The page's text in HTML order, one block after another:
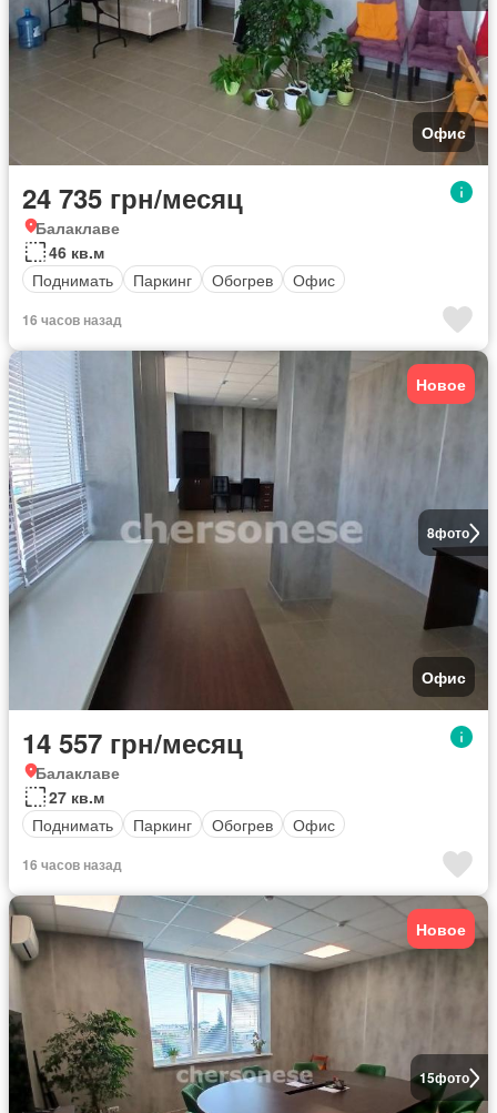
Офис
24 735 грн/месяц
Балаклаве
46 кв.м
Поднимать
Паркинг Обогрев Офис
16 часов назад
8фото
Новое
Офис
14 557 грн/месяц
Балаклаве
27 кв.м
Поднимать
Паркинг Обогрев Офис
16 часов назад
15фото
Новое